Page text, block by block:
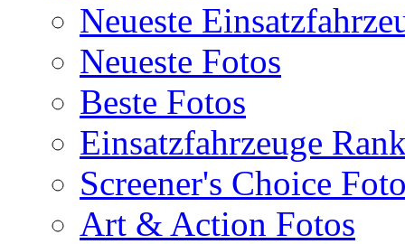
Neueste
Neueste Fotos
Beste Fotos
Einsatzfahrzeuge
Screener's Choice
Art & Action Fotos